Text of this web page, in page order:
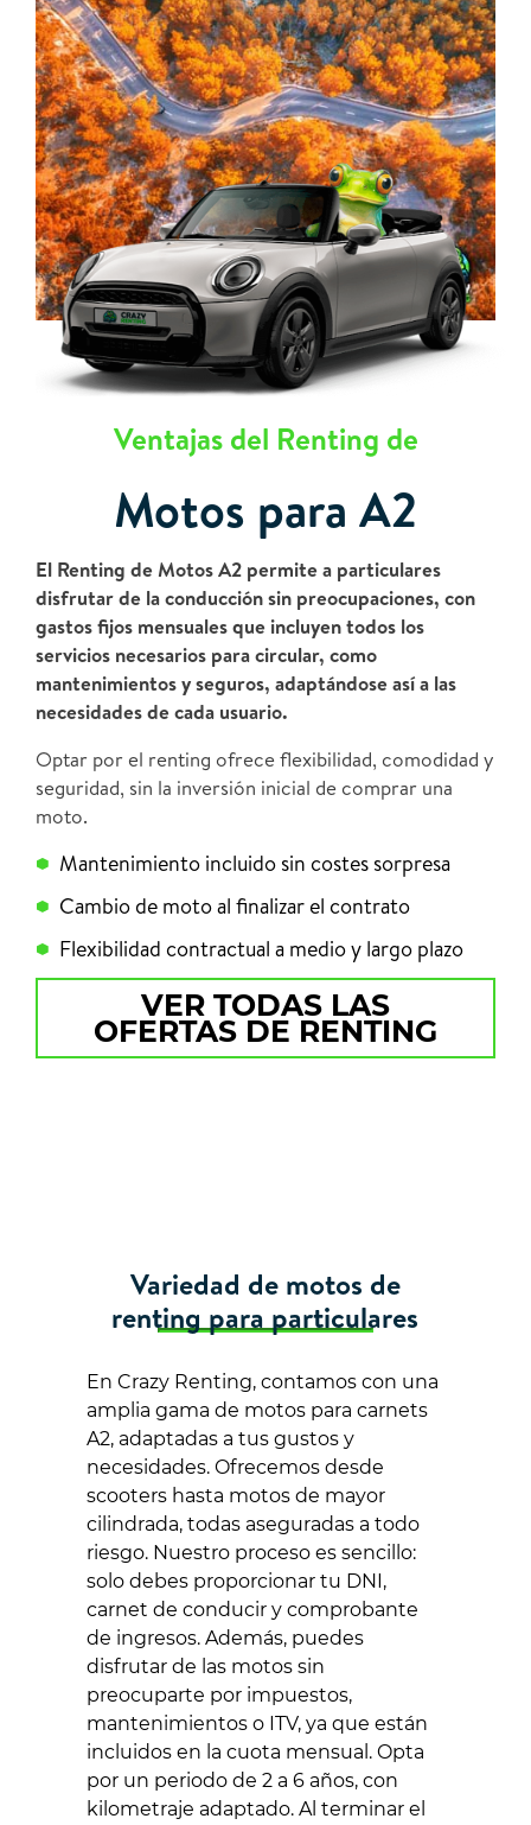
Ventajas del Renting de
Motos para A2
El Renting de Motos A2 permite a particulares
disfrutar de la conducción sin preocupaciones, con
gastos fijos mensuales que incluyen todos los
servicios necesarios para circular, como
mantenimientos y seguros, adaptándose así a las
necesidades de cada usuario.
Optar por el renting ofrece flexibilidad, comodidad y
seguridad, sin la inversión inicial de comprar una
moto.
Mantenimiento incluido sin costes sorpresa
Cambio de moto al finalizar el contrato
Flexibilidad contractual a medio y largo plazo
VER TODAS LAS
OFERTAS DE RENTING
Variedad de motos de
renting para particulares
En Crazy Renting, contamos con una
amplia gama de motos para carnets
A2, adaptadas a tus gustos y
necesidades. Ofrecemos desde
scooters hasta motos de mayor
cilindrada, todas aseguradas a todo
riesgo. Nuestro proceso es sencillo:
solo debes proporcionar tu DNI,
carnet de conducir y comprobante
de ingresos. Además, puedes
disfrutar de las motos sin
preocuparte por impuestos,
mantenimientos o ITV, ya que están
incluidos en la cuota mensual. Opta
por un periodo de 2 a 6 años, con
kilometraje adaptado. Al terminar el